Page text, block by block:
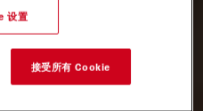
设置
接受所有 Cookie